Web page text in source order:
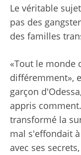
Le véritable
pas des
des familles
«Tout le monde
différemment»,
garçon
appris
transformé la
mal s'effondait
avec ses